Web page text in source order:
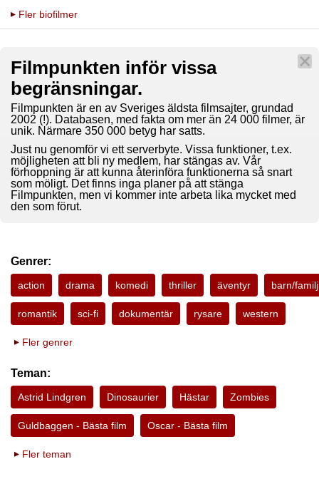
Fler biofilmer
Filmpunkten inför vissa
begränsningar.
Filmpunkten är en av Sveriges äldsta filmsajter, grundad
2002 (!). Databasen, med fakta om mer än 24 000 filmer, är
unik. Närmare 350 000 betyg har satts.
Just nu genomför vi ett serverbyte. Vissa funktioner, t.ex.
möjligheten att bli ny medlem, har stängas av. Vår
förhoppning är att kunna återinföra funktionerna så snart
som möligt. Det finns inga planer på att stänga
Filmpunkten, men vi kommer inte arbeta lika mycket med
den som förut.
Genrer:
action drama komedi thriller äventyr barn/familj
romantik sci-fi dokumentär rysare western
Fler genrer
Teman:
Astrid Lindgren Dinosaurier Hästar Zombies
Guldbaggen - Bästa film Oscar - Bästa film
Fler teman